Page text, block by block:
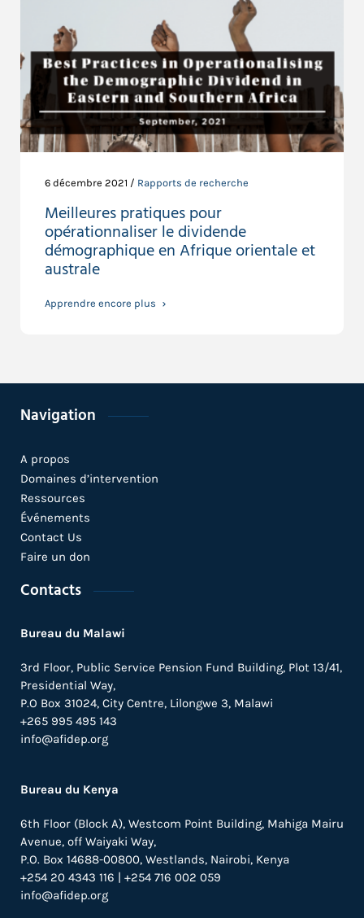
6 décembre 2021 / Rapports de recherche
Meilleures pratiques pour
opérationnaliser le dividende
démographique en Afrique orientale et
australe
Apprendre encore plus
Navigation
A propos
Domaines d’intervention
Ressources
Événements
Contact Us
Faire un don
Contacts
Bureau du Malawi
3rd Floor, Public Service Pension Fund Building, Plot 13/41,
Presidential Way,
P.O Box 31024, City Centre, Lilongwe 3, Malawi
+265 995 495 143
info@afidep.org
Bureau du Kenya
6th Floor (Block A), Westcom Point Building, Mahiga Mairu
Avenue, off Waiyaki Way,
P.O. Box 14688-00800, Westlands, Nairobi, Kenya
+254 20 4343 116 | +254 716 002 059
info@afidep.org